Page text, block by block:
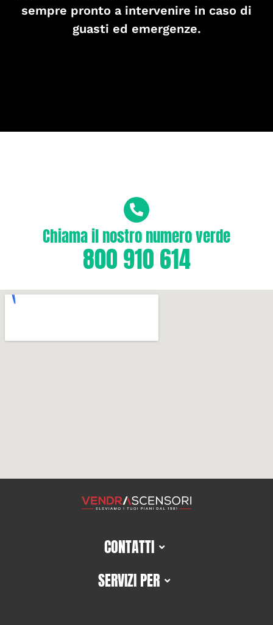
sempre pronto a intervenire in caso di
guasti ed emergenze.
Chiama il nostro numero verde
800 910 614
CONTATTI
SERVIZI PER